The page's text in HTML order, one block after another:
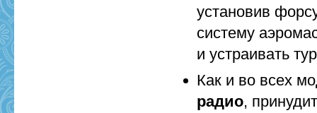
установив
систему
и устраивать
Как и во всех
радио,